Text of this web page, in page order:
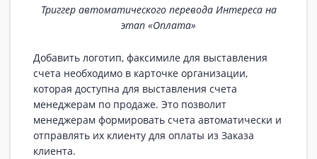
Триггер автоматического перевода Интереса на
этап «Оплата»
Добавить логотип, факсимиле для выставления
счета необходимо в карточке организации,
которая доступна для выставления счета
менеджерам по продаже. Это позволит
менеджерам формировать счета автоматически и
отправлять их клиенту для оплаты из Заказа
клиента.